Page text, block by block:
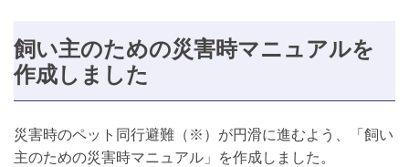
飼い主のための災害時マニュアルを
作成しました
災害時のペット同行避難（※）が円滑に進むよう、「飼い
主のための災害時マニュアル」を作成しました。